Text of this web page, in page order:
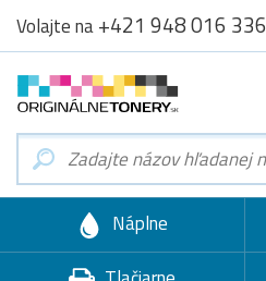
Volajte na+421 948 016 336
Náplne